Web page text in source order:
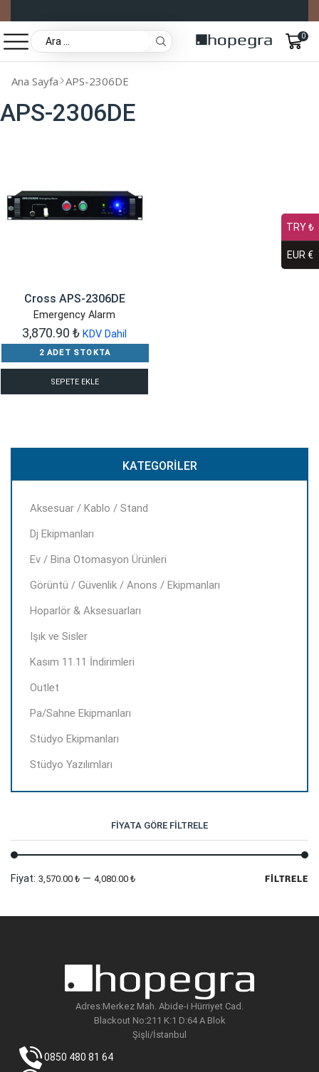
0
Ana Sayfa APS-2306DE
APS-2306DE
Cross APS-2306DE
Emergency Alarm
3,870.90 ₺ KDV Dahil
2 ADET STOKTA
SEPETE EKLE
KATEGORILER
Aksesuar / Kablo / Stand
Dj Ekipmanları
Ev / Bina Otomasyon Ürünleri
Görüntü / Güvenlik / Anons / Ekipmanları
Hoparlör & Aksesuarları
Işık ve Sisler
Kasım 11.11 İndirimleri
Outlet
Pa/Sahne Ekipmanları
Stüdyo Ekipmanları
Stüdyo Yazılımları
FIYATA GÖRE FILTRELE
En
En
FILTRELE
Fiyat: 3,570.00 ₺ — 4,080.00 ₺
Adres:Merkez Mah. Abide-i Hürriyet Cad.
Blackout No:211 K:1 D:64 A Blok
Şişli/İstanbul
0850 480 81 64
TRY ₺
EUR €